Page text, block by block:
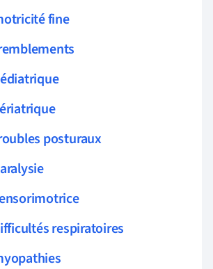
fine
posturaux
respiratoires